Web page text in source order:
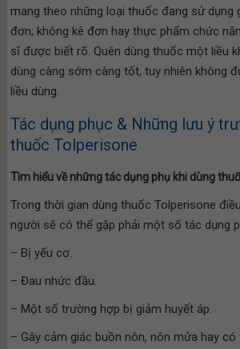
mang theo những loại thuốc đang sử dụng
đơn; không kê đơn hay thực phẩm chức
sĩ được biết rõ. Quên dùng thuốc một liều
dùng càng sớm càng tốt, tuy nhiên không
liều dùng.
Tác dụng phục & Những lưu ý
thuốc Tolperisone
Tìm hiểu về những tác dụng phụ khi dùng
Trong thời gian dùng thuốc Tolperisone
người sẽ có thể gặp phải một số tác dụng
– Bị yếu cơ.
– Đau nhức đầu.
– Một số trường hợp bị giảm huyết áp.
– Gây cảm giác buồn nôn, nôn mửa hay